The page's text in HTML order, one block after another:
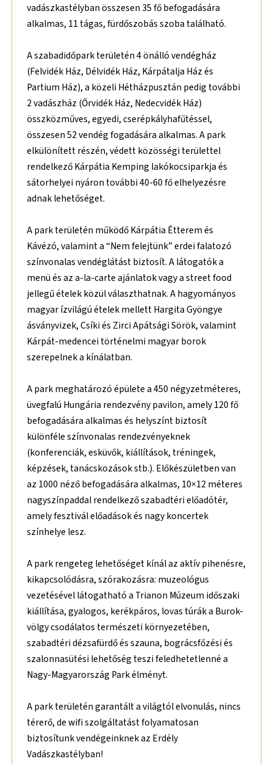
vadászkastélyban összesen 35 fő befogadására
alkalmas, 11 tágas, fürdőszobás szoba található.
A szabadidőpark területén 4 önálló vendégház
(Felvidék Ház, Délvidék Ház, Kárpátalja Ház és
Partium Ház), a közeli Hétházpusztán pedig további
2 vadászház (Őrvidék Ház, Nedecvidék Ház)
összközműves, egyedi, cserépkályhafűtéssel,
összesen 52 vendég fogadására alkalmas. A park
elkülönített részén, védett közösségi területtel
rendelkező Kárpátia Kemping lakókocsiparkja és
sátorhelyei nyáron további 40-60 fő elhelyezésre
adnak lehetőséget.
A park területén működő Kárpátia Étterem és
Kávézó, valamint a “Nem felejtünk” erdei falatozó
színvonalas vendéglátást biztosít. A látogatók a
menü és az a-la-carte ajánlatok vagy a street food
jellegű ételek közül választhatnak. A hagyományos
magyar ízvilágú ételek mellett Hargita Gyöngye
ásványvizek, Csíki és Zirci Apátsági Sörök, valamint
Kárpát-medencei történelmi magyar borok
szerepelnek a kínálatban.
A park meghatározó épülete a 450 négyzetméteres,
üvegfalú Hungária rendezvény pavilon, amely 120 fő
befogadására alkalmas és helyszínt biztosít
különféle színvonalas rendezvényeknek
(konferenciák, esküvők, kiállítások, tréningek,
képzések, tanácskozások stb.). Előkészületben van
az 1000 néző befogadására alkalmas, 10×12 méteres
nagyszínpaddal rendelkező szabadtéri előadótér,
amely fesztivál előadások és nagy koncertek
színhelye lesz.
A park rengeteg lehetőséget kínál az aktív pihenésre,
kikapcsolódásra, szórakozásra: muzeológus
vezetésével látogatható a Trianon Múzeum időszaki
kiállítása, gyalogos, kerékpáros, lovas túrák a Burok-
völgy csodálatos természeti környezetében,
szabadtéri dézsafürdő és szauna, bográcsfőzési és
szalonnasütési lehetőség teszi feledhetetlenné a
Nagy-Magyarország Park élményt.
A park területén garantált a világtól elvonulás, nincs
térerő, de wifi szolgáltatást folyamatosan
biztosítunk vendégeinknek az Erdély
Vadászkastélyban!